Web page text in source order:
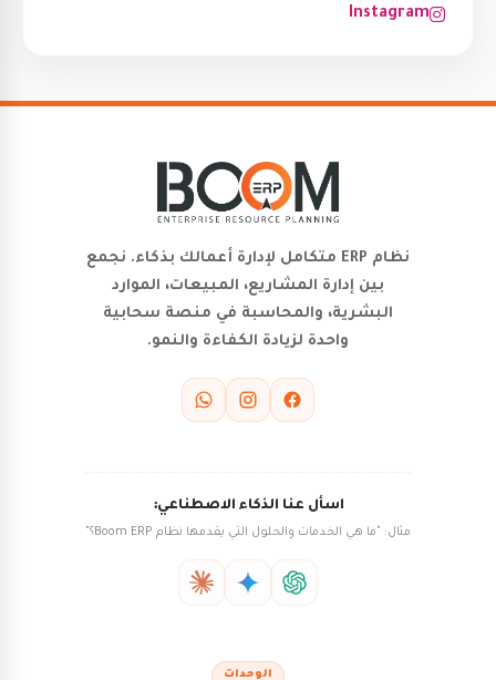
Instagram
نظام ERP متكامل لإدارة أعمالك بذكاء. نجمع
بين إدارة المشاريع، المبيعات، الموارد
البشرية، والمحاسبة في منصة سحابية
واحدة لزيادة الكفاءة والنمو.
اسأل عنا الذكاء الاصطناعي:
مثال: "ما هي الخدمات والحلول التي يقدمها نظام Boom ERP؟"
الوحدات